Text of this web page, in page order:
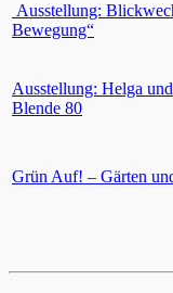
Ausstellung:
Bewegung“
Ausstellung: Helga
Blende 80
Grün Auf! – Gärten